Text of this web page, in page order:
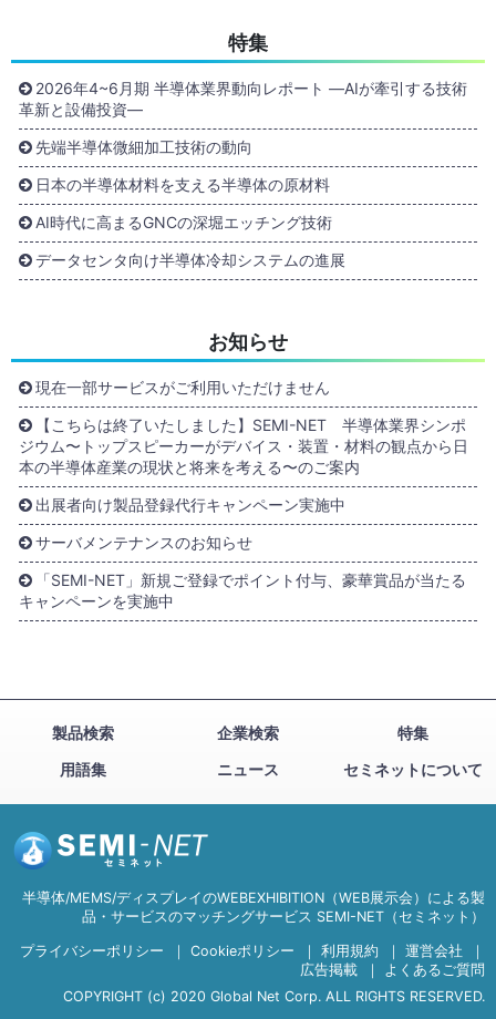
特集
2026年4~6月期 半導体業界動向レポート ―AIが牽引する技術
革新と設備投資―
先端半導体微細加工技術の動向
日本の半導体材料を支える半導体の原材料
AI時代に高まるGNCの深堀エッチング技術
データセンタ向け半導体冷却システムの進展
お知らせ
現在一部サービスがご利用いただけません
【こちらは終了いたしました】SEMI-NET 半導体業界シンポ
ジウム〜トップスピーカーがデバイス・装置・材料の観点から日
本の半導体産業の現状と将来を考える〜のご案内
出展者向け製品登録代行キャンペーン実施中
サーバメンテナンスのお知らせ
「SEMI-NET」新規ご登録でポイント付与、豪華賞品が当たる
キャンペーンを実施中
製品検索 企業検索
特集
用語集
ニュース セミネットについて
半導体/MEMS/ディスプレイのWEBEXHIBITION（WEB展示会）による製
品・サービスのマッチングサービス SEMI-NET（セミネット）
プライバシーポリシー ｜ Cookieポリシー ｜ 利用規約 ｜ 運営会社
｜
広告掲載
｜
よくあるご質問
COPYRIGHT (c) 2020 Global Net Corp. ALL RIGHTS RESERVED.